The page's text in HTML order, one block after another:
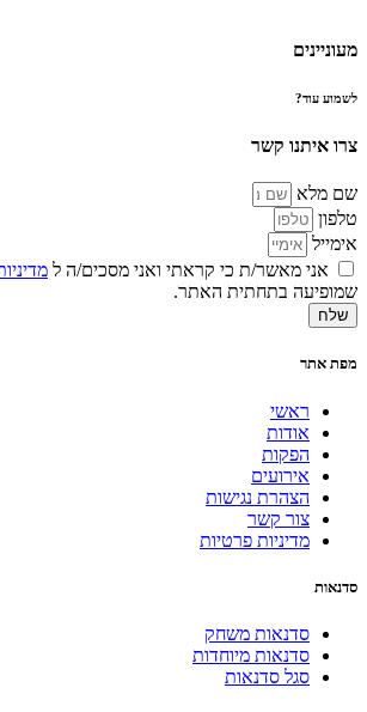
מעוניינים
לשמוע עוד?
צרו איתנו קשר
שם מלא
טלפון
אימייל
אני מאשר/ת כי קראתי ואני מסכים/ה ל
שמופיעה בתחתית האתר.
שלח
מפת אתר
ראשי
אודות
הפקות
אירועים
הצהרת נגישות
צור קשר
מדיניות פרטיות
סדנאות
סדנאות משחק
סדנאות מיוחדות
סגל סדנאות